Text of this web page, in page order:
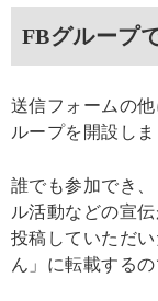
FBグループ
送信フォームの
ループを開設しま
誰でも参加でき
ル活動などの宣
投稿していただ
ん」に転載する